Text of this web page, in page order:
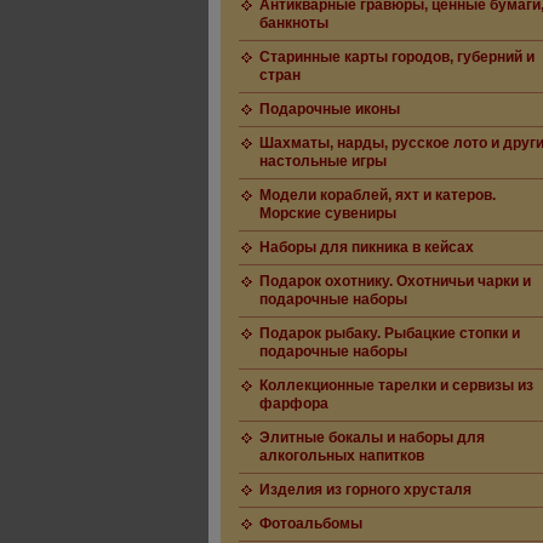
Антикварные гравюры, ценные бумаги,
банкноты
Старинные карты городов, губерний и
стран
Подарочные иконы
Шахматы, нарды, русское лото и
настольные игры
Модели кораблей, яхт и катеров.
Морские сувениры
Наборы для пикника в кейсах
Подарок охотнику. Охотничьи чарки и
подарочные наборы
Подарок рыбаку. Рыбацкие стопки и
подарочные наборы
Коллекционные тарелки и сервизы из
фарфора
Элитные бокалы и наборы для
алкогольных напитков
Изделия из горного хрусталя
Фотоальбомы